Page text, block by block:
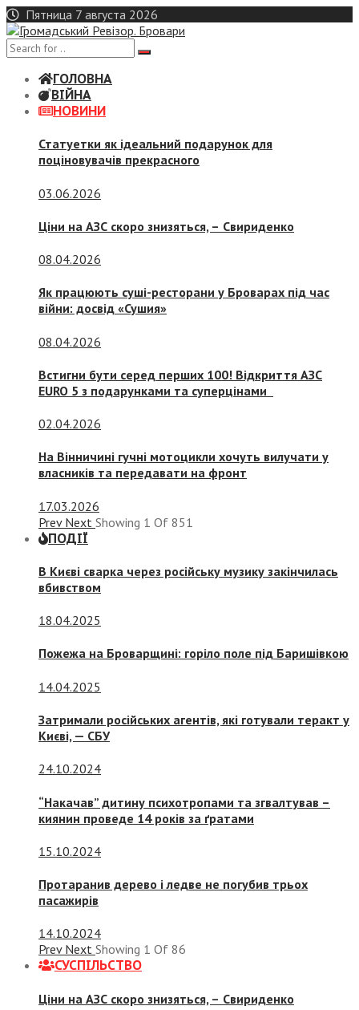
Skip
to
content
Пятница 7 августа 2026
ГОЛОВНА
ВІЙНА
НОВИНИ
Статуетки як ідеальний подарунок для
поціновувачів прекрасного
03.06.2026
Ціни на АЗС скоро знизяться, – Свириденко
08.04.2026
Як працюють суші-ресторани у Броварах під час
війни: досвід «Сушия»
08.04.2026
Встигни бути серед перших 100! Відкриття АЗС
EURO 5 з подарунками та суперцінами
02.04.2026
На Вінничині гучні мотоцикли хочуть вилучати у
власників та передавати на фронт
17.03.2026
Prev Next Showing 1 Of 851
ПОДІЇ
В Києві сварка через російську музику закінчилась
вбивством
18.04.2025
Пожежа на Броварщині: горіло поле під Баришівкою
14.04.2025
Затримали російських агентів, які готували теракт у
Києві, — СБУ
24.10.2024
“Накачав” дитину психотропами та згвалтував –
киянин проведе 14 років за ґратами
15.10.2024
Протаранив дерево і ледве не погубив трьох
пасажирів
14.10.2024
Prev Next Showing 1 Of 86
СУСПIЛЬСТВО
Ціни на АЗС скоро знизяться, – Свириденко